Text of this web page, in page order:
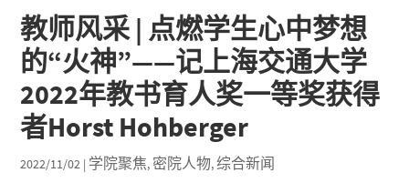
教师风采 | 点燃学生心中梦想
的“火神”——记上海交通大学
2022年教书育人奖一等奖获得
者Horst Hohberger
2022/11/02 | 学院聚焦, 密院人物,综合新闻